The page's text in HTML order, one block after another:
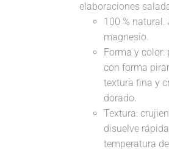
elaboraciones
100 %
magnesio.
Forma y color:
con forma
textura fina y
dorado.
Textura:
disuelve
temperatura